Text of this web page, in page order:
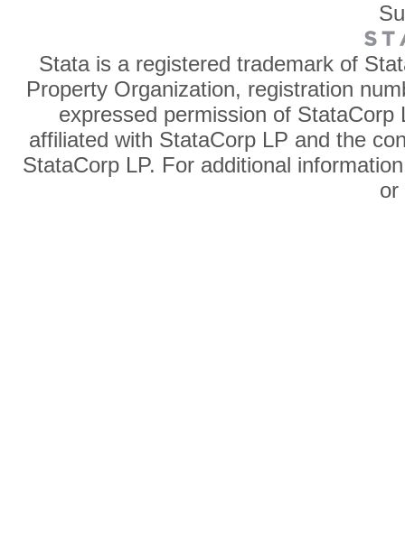
Stata is a registered trademark of
Property Organization, registration
expressed permission of
affiliated with StataCorp LP and the
StataCorp LP. For additional
or